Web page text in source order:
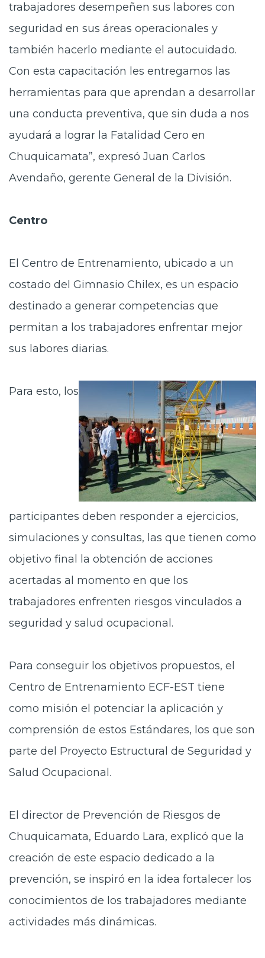
trabajadores desempeñen sus labores con
seguridad en sus áreas operacionales y
también hacerlo mediante el autocuidado.
Con esta capacitación les entregamos las
herramientas para que aprendan a desarrollar
una conducta preventiva, que sin duda a nos
ayudará a lograr la Fatalidad Cero en
Chuquicamata”, expresó Juan Carlos
Avendaño, gerente General de la División.
Centro
El Centro de Entrenamiento, ubicado a un
costado del Gimnasio Chilex, es un espacio
destinado a generar competencias que
permitan a los trabajadores enfrentar mejor
sus labores diarias.
Para esto, los
participantes deben responder a ejercicios,
simulaciones y consultas, las que tienen como
objetivo final la obtención de acciones
acertadas al momento en que los
trabajadores enfrenten riesgos vinculados a
seguridad y salud ocupacional.
Para conseguir los objetivos propuestos, el
Centro de Entrenamiento ECF-EST tiene
como misión el potenciar la aplicación y
comprensión de estos Estándares, los que son
parte del Proyecto Estructural de Seguridad y
Salud Ocupacional.
El director de Prevención de Riesgos de
Chuquicamata, Eduardo Lara, explicó que la
creación de este espacio dedicado a la
prevención, se inspiró en la idea fortalecer los
conocimientos de los trabajadores mediante
actividades más dinámicas.